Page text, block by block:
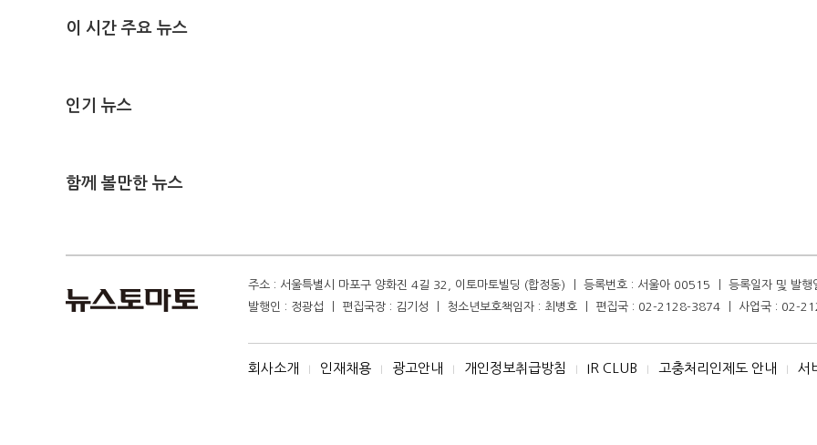
이 시간 주요 뉴스
인기 뉴스
함께 볼만한 뉴스
주소 : 서울특별시 마포구 양화진 4길 32, 이토마토빌딩 (합정동) ㅣ 등록번호 : 서울아 00515 ㅣ 등록일자 및 발
발행인 : 정광섭 ㅣ 편집국장 : 김기성 ㅣ 청소년보호책임자 : 최병호 ㅣ 편집국 : 02-2128-3874 ㅣ 사업국 : 02-
회사소개 I 인재채용 I 광고안내 I 개인정보취급방침 I IR CLUB I 고충처리인제도 안내 I 서